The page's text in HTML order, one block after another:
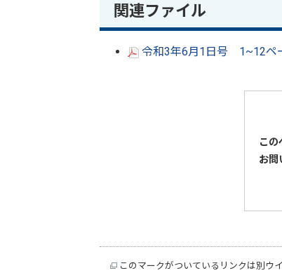
関連ファイル
令和3年6月1日号 1~12ペ
この
お問
このマークがついているリンクは別ウ